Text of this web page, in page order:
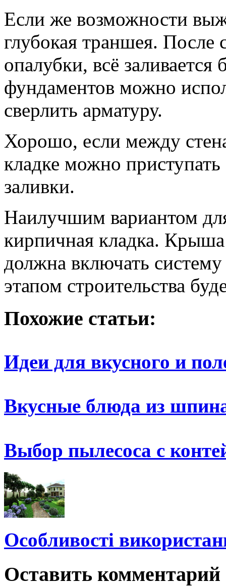
Если же возможности
глубокая траншея. После
опалубки, всё
фундаментов можно
сверлить арматуру.
Хорошо, если между
кладке можно
заливки.
Наилучшим вариантом
кирпичная кладка.
должна включать
этапом строительства
Похожие статьи:
Идеи для вкусного и
Вкусные блюда из
Выбор пылесоса с
Особливості
Оставить комментарий